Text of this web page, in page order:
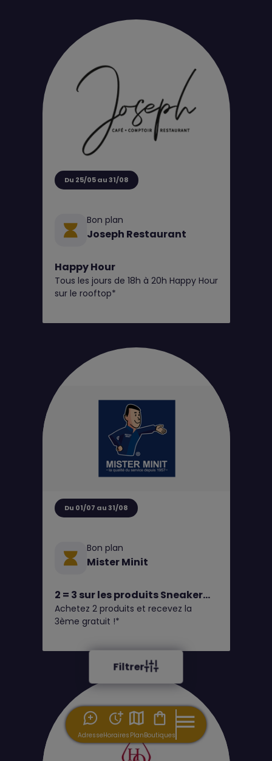
AdresseHoraires PlanBoutiques
Filtrer
Du 25/05 au 31/08
Bon plan
Joseph Restaurant
Happy Hour
Tous les jours de 18h à 20h Happy Hour
sur le rooftop*
Du 01/07 au 31/08
Bon plan
Mister Minit
2 = 3 sur les produits Sneaker
Fresh, Fresh, Leather Heel
Protector et toutes les semelles
Achetez 2 produits et recevez la
3ème gratuit !*